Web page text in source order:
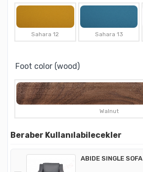
Sahara 12 Sahara 13
Foot color (wood)
Walnut
Beraber Kullanılabilecekler
ABIDE SINGLE SOFA